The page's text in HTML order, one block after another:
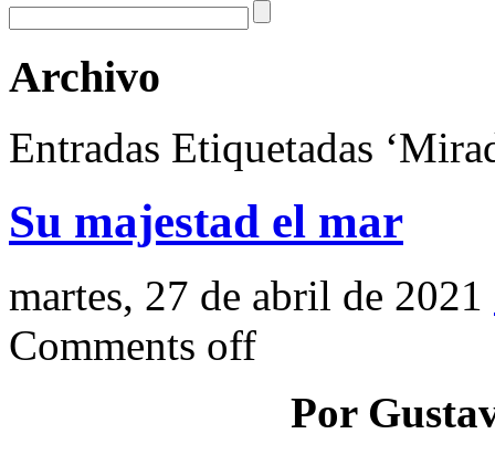
Archivo
Entradas Etiquetadas
Su majestad el mar
martes, 27 de abril de 2021
Comments off
Por